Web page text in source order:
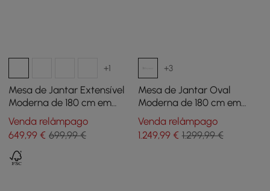
+1
Mesa de Jantar Extensível
Moderna de 180 cm em
Madeira Nogueira e
Cinzento com Aparador,
para 2-4 Pessoas
Venda relâmpago
649,99 € 699,99 €
+3
Mesa de Jantar Oval
Moderna de 180 cm em
Nogueira e Falso Travertino
com Base Canelada e
Armazenamento, Para 6
Venda relâmpago
1.249,99€ 1.299,99 €